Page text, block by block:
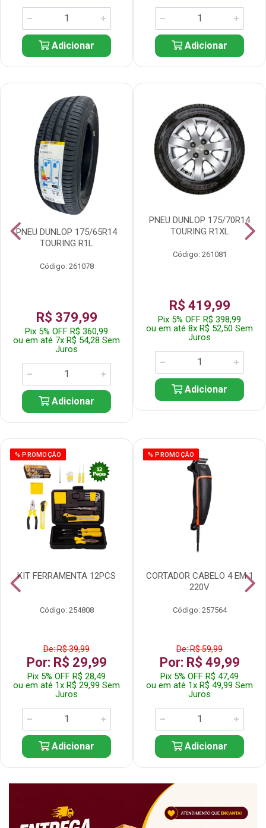
Adicionar Adicionar
PNEU DUNLOP 175/65R14
TOURING R1L
Código: 261078
R$ 379,99
Pix 5% OFF R$ 360,99
ou em até 7x R$ 54,28 Sem
Juros
Adicionar
PNEU DUNLOP 175/70R14
TOURING R1XL
Código: 261081
R$ 419,99
Pix 5% OFF R$ 398,99
ou em até 8x R$ 52,50 Sem
Juros
Adicionar
% PROMOÇÃO
KIT FERRAMENTA 12PCS
Código: 254808
De: R$ 39,99
Por: R$ 29,99
Pix 5% OFF R$ 28,49
ou em até 1x R$ 29,99 Sem
Juros
Adicionar
% PROMOÇÃO
CORTADOR CABELO 4 EM 1
220V
Código: 257564
De: R$ 59,99
Por: R$ 49,99
Pix 5% OFF R$ 47,49
ou em até 1x R$ 49,99 Sem
Juros
Adicionar